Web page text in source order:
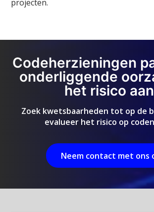
projecten.
Codeherzieningen
onderliggende
het risico
Zoek kwetsbaarheden tot op de
evalueer het risico op
Neem contact met ons